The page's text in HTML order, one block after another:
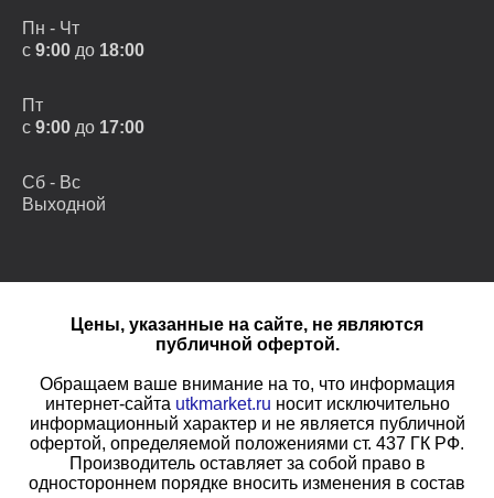
Пн - Чт
с 9:00 до 18:00
Пт
с 9:00 до 17:00
Сб - Вс
Выходной
Цены, указанные на сайте, не являются
публичной офертой.
Обращаем ваше внимание на то, что информация
интернет-сайта utkmarket.ru носит исключительно
информационный характер и не является публичной
офертой, определяемой положениями ст. 437 ГК РФ.
Производитель оставляет за собой право в
одностороннем порядке вносить изменения в состав